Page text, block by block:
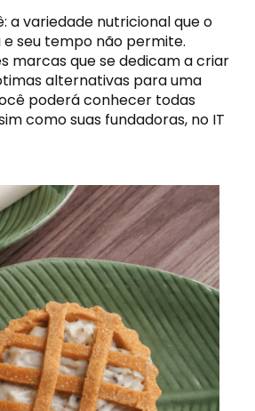
a variedade nutricional que o
seu tempo não permite.
marcas que se dedicam a criar
alternativas para uma
poderá conhecer todas
como suas fundadoras, no IT